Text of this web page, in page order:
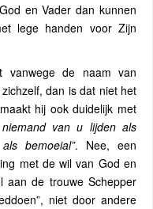
en Vader dan kunnen
lege handen voor Zijn
de naam van
dan is dat niet het
hij ook duidelijk met
van u lijden als
bemoeial”. Nee, een
met de wil van God en
aan de trouwe Schepper
niet door andere